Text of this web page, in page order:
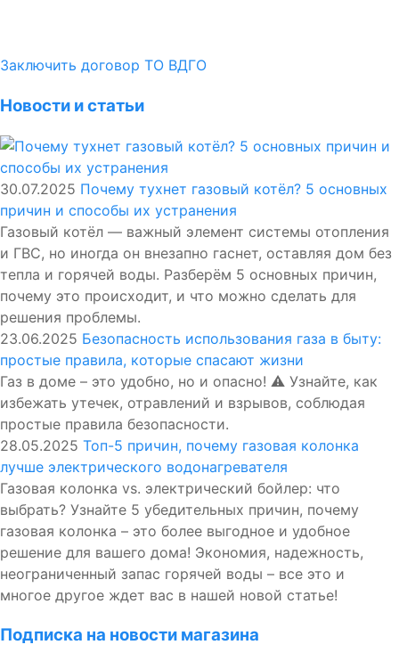
Заключить договор ТО ВДГО
Новости и статьи
30.07.2025 Почему тухнет газовый котёл? 5 основных
причин и способы их устранения
Газовый котёл — важный элемент системы отопления
и ГВС, но иногда он внезапно гаснет, оставляя дом без
тепла и горячей воды. Разберём 5 основных причин,
почему это происходит, и что можно сделать для
решения проблемы.
23.06.2025 Безопасность использования газа в быту:
простые правила, которые спасают жизни
Газ в доме – это удобно, но и опасно! ⚠️ Узнайте, как
избежать утечек, отравлений и взрывов, соблюдая
простые правила безопасности.
28.05.2025 Топ-5 причин, почему газовая колонка
лучше электрического водонагревателя
Газовая колонка vs. электрический бойлер: что
выбрать? Узнайте 5 убедительных причин, почему
газовая колонка – это более выгодное и удобное
решение для вашего дома! Экономия, надежность,
неограниченный запас горячей воды – все это и
многое другое ждет вас в нашей новой статье!
Подписка на новости магазина